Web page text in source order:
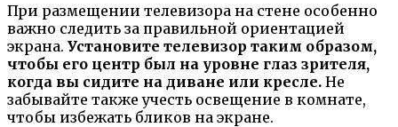
При размещении телевизора на стене особенно
важно следить за правильной ориентацией
экрана. Установите телевизор таким образом,
чтобы его центр был на уровне глаз зрителя,
когда вы сидите на диване или кресле. Не
забывайте также учесть освещение в комнате,
чтобы избежать бликов на экране.